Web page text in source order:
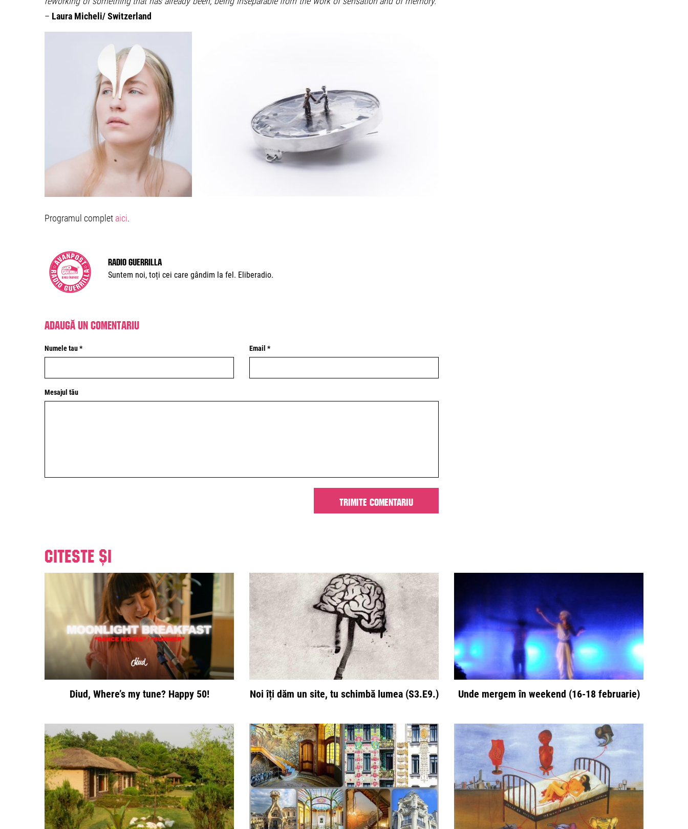
– Laura Micheli/ Switzerland
Programul complet aici.
Radio Guerrilla
Suntem noi, toți cei care gândim la fel. Eliberadio.
Adaugă un comentariu
Numele tau * Email *
Mesajul tău
Citeste și
Diud, Where’s my tune? Happy 50! Noi îți dăm un site, tu schimbă lumea (S3.E9.) Unde mergem în weekend (16-18 februarie)